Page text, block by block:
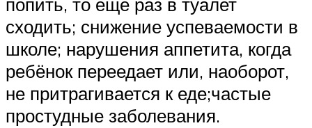
сходить; снижение успеваемости в
школе; нарушения аппетита, когда
ребёнок переедает или, наоборот,
не притрагивается к еде;частые
простудные заболевания.